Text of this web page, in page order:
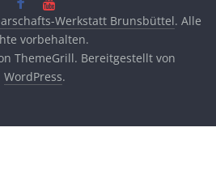
Werkstatt Brunsbüttel. Alle
vorbehalten.
ThemeGrill. Bereitgestellt von
WordPress.